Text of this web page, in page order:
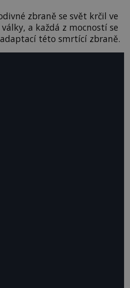
zbraně se svět krčil ve
a každá z mocností se
této smrtící zbraně.